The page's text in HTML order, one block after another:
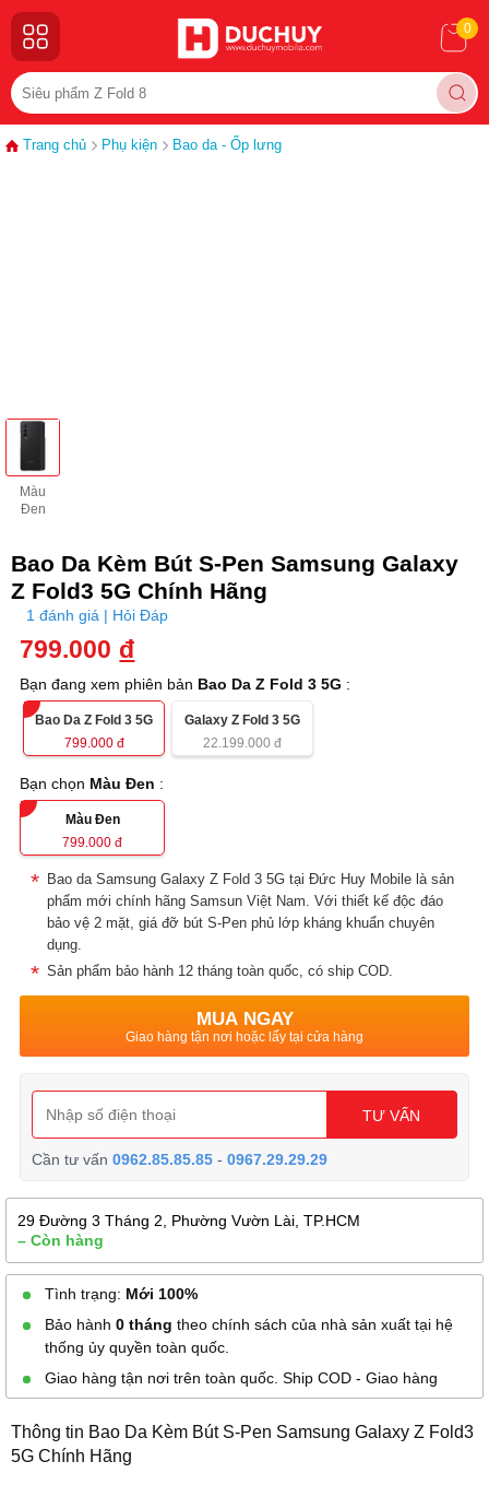
0
Trang chủ Phụ kiện Bao da - Ốp lưng
Màu
Đen
Bao Da Kèm Bút S-Pen Samsung Galaxy
Z Fold3 5G Chính Hãng
1 đánh giá | Hỏi Đáp
799.000 đ
Bạn đang xem phiên bản Bao Da Z Fold 3 5G :
Bao Da Z Fold 3 5G
799.000đ
Galaxy Z Fold 3 5G
22.199.000đ
Bạn chọn Màu Đen :
Màu Đen
799.000 đ
Bao da Samsung Galaxy Z Fold 3 5G tại Đức Huy Mobile là sản
phẩm mới chính hãng Samsun Việt Nam. Với thiết kế độc đáo
bảo vệ 2 mặt, giá đỡ bút S-Pen phủ lớp kháng khuẩn chuyên
dụng.
Sản phẩm bảo hành 12 tháng toàn quốc, có ship COD.
MUA NGAY
Giao hàng tận nơi hoặc lấy tại cửa hàng
TƯ VẤN
Cần tư vấn0962.85.85.85 -0967.29.29.29
29 Đường 3 Tháng 2, Phường Vườn Lài, TP.HCM
– Còn hàng
Tình trạng: Mới 100%
Bảo hành 0 tháng theo chính sách của nhà sản xuất tại hệ
thống ủy quyền toàn quốc.
Giao hàng tận nơi trên toàn quốc. Ship COD - Giao hàng
Thông tin Bao Da Kèm Bút S-Pen Samsung Galaxy Z Fold3
5G Chính Hãng